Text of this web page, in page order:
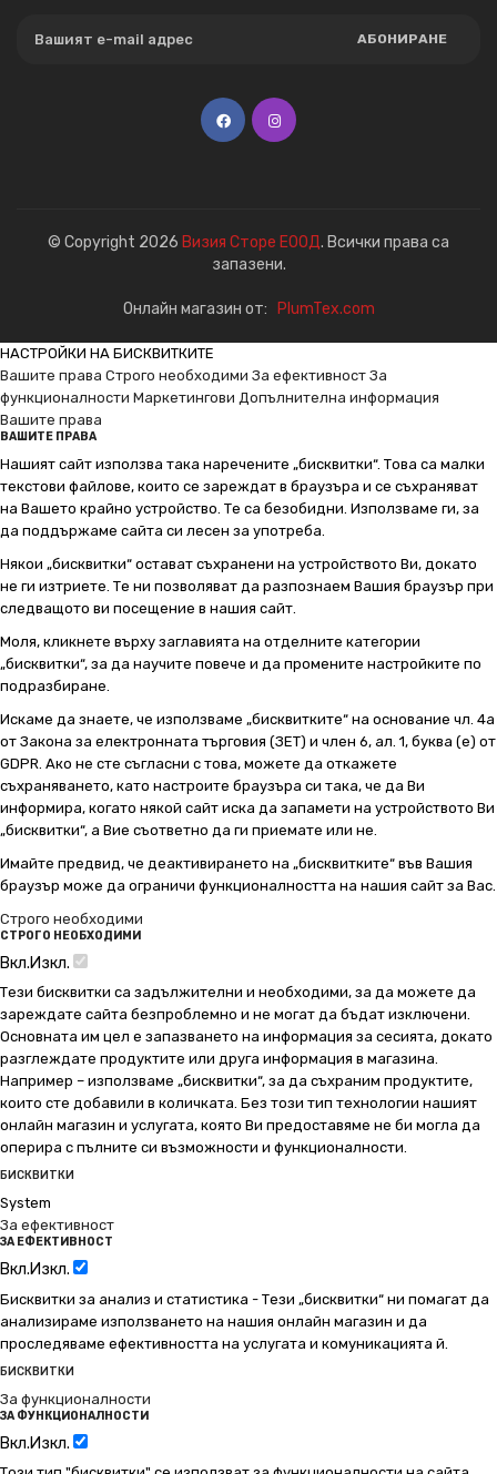
АБОНИРАНЕ
© Copyright 2026 Визия Сторе ЕООД. Всички права са
запазени.
Онлайн магазин от: PlumTex.com
НАСТРОЙКИ НА БИСКВИТКИТЕ
Вашите права Строго необходими За ефективност За
функционалности Маркетингови Допълнителна информация
Вашите права
ВАШИТЕ ПРАВА
Нашият сайт използва така наречените „бисквитки“. Това са малки
текстови файлове, които се зареждат в браузъра и се съхраняват
на Вашето крайно устройство. Те са безобидни. Използваме ги, за
да поддържаме сайта си лесен за употреба.
Някои „бисквитки“ остават съхранени на устройството Ви, докато
не ги изтриете. Те ни позволяват да разпознаем Вашия браузър при
следващото ви посещение в нашия сайт.
Моля, кликнете върху заглавията на отделните категории
„бисквитки“, за да научите повече и да промените настройките по
подразбиране.
Искаме да знаете, че използваме „бисквитките“ на основание чл. 4а
от Закона за електронната търговия (ЗЕТ) и член 6, ал. 1, буква (е) от
GDPR. Ако не сте съгласни с това, можете да откажете
съхраняването, като настроите браузъра си така, че да Ви
информира, когато някой сайт иска да запамети на устройството Ви
„бисквитки“, а Вие съответно да ги приемате или не.
Имайте предвид, че деактивирането на „бисквитките“ във Вашия
браузър може да ограничи функционалността на нашия сайт за Вас.
Строго необходими
СТРОГО НЕОБХОДИМИ
Вкл.Изкл.
Тези бисквитки са задължителни и необходими, за да можете да
зареждате сайта безпроблемно и не могат да бъдат изключени.
Основната им цел е запазването на информация за сесията, докато
разглеждате продуктите или друга информация в магазина.
Например – използваме „бисквитки“, за да съхраним продуктите,
които сте добавили в количката. Без този тип технологии нашият
онлайн магазин и услугата, която Ви предоставяме не би могла да
оперира с пълните си възможности и функционалности.
БИСКВИТКИ
System
За ефективност
ЗА ЕФЕКТИВНОСТ
Вкл.Изкл.
Бисквитки за анализ и статистика - Тези „бисквитки“ ни помагат да
анализираме използването на нашия онлайн магазин и да
проследяваме ефективността на услугата и комуникацията й.
БИСКВИТКИ
За функционалности
ЗА ФУНКЦИОНАЛНОСТИ
Вкл.Изкл.